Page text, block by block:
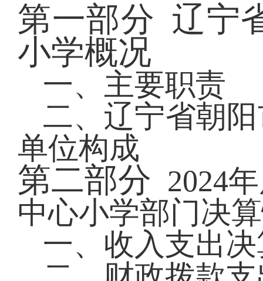
第一部分 辽宁
小学概况
一、 主要职责
二、 辽宁省朝
单位构成
第二部分 2024
中心小学部门决
一、收入支出